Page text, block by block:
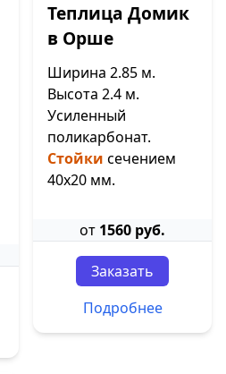
Теплица Домик
в Орше
Ширина 2.85 м.
Высота 2.4 м.
Усиленный
поликарбонат.
Стойки сечением
40х20 мм.
от 1560 руб.
Заказать
Подробнее